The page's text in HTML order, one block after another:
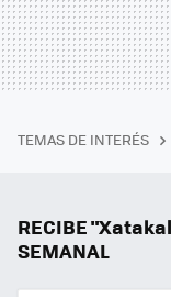
TEMAS DE INTERÉS
RECIBE
SEMANAL